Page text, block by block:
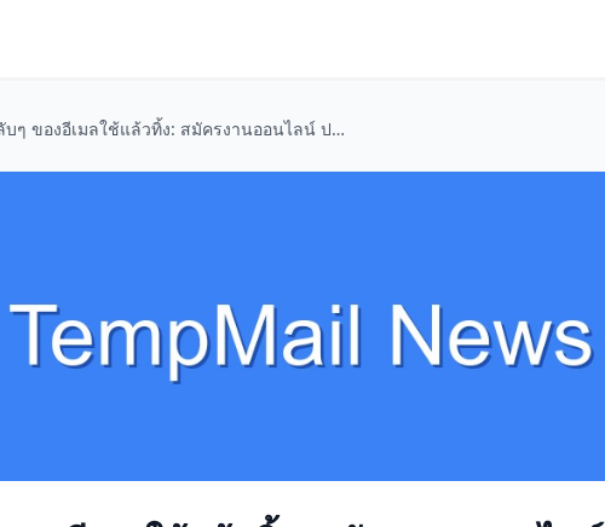
เรื่องลับๆ ของอีเมลใช้แล้วทิ้ง: สมัครงานออนไลน์ ปลอดภัยจากสแปมและฟิชชิ่ง!